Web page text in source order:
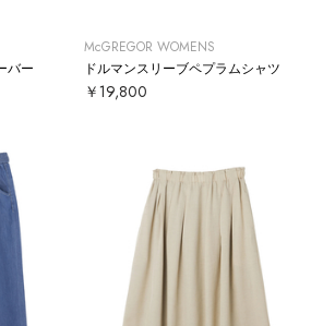
バー
McGREGOR WOMENS
ドルマンスリーブペプラムシャツ
￥19,800